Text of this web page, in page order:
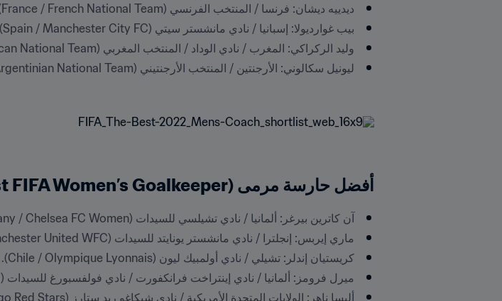
ديدييه ديشان: فرنسا / المنتخب الفرنسي (France / French National Team).
بيب غوارديولا: إسبانيا / نادي مانشستر سيتي (Spain / Manchester City FC).
وليد الركراكي: المغرب / نادي الوداد / المنتخب المغربي (Morocco / Wydad AC / Moroccan National Team).
أفضل حارسة مرمى (The Best FIFA Women’s Goalkeeper):
آن كاترين بيرغر: ألمانيا / نادي تشيلسي للسيدات (Germany / Chelsea FC Women)
ماري إيربس: إنجلترا / نادي مانشستر يونايتد للسيدات (England / Manchester United WFC).
كريستيان إندلر: تشيلي / نادي أولمبيك ليون (Chile / Olympique Lyonnais).
ميرل فرومز: ألمانيا / نادي إينتراخت فرانكفورت / نادي فولفسبورغ للسيدات (Germany / Eintracht Frankfurt / VfL Wolfsburg).
أليسا ناهر: الولايات المتحدة الأمريكية / نادي شيكاغو ريد ستارز (USA / Chicago Red Stars).